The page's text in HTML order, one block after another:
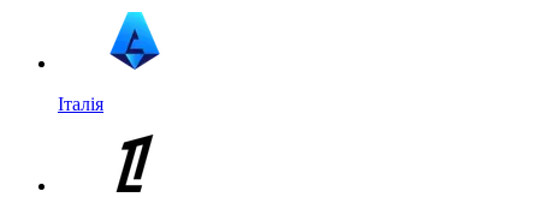
Італія